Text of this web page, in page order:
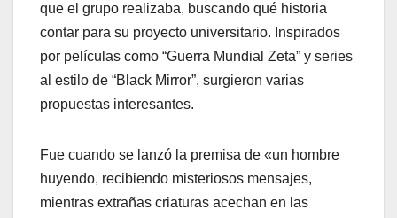
que el grupo realizaba, buscando qué historia
contar para su proyecto universitario. Inspirados
por películas como “Guerra Mundial Zeta” y series
al estilo de “Black Mirror”, surgieron varias
propuestas interesantes.
Fue cuando se lanzó la premisa de «un hombre
huyendo, recibiendo misteriosos mensajes,
mientras extrañas criaturas acechan en las